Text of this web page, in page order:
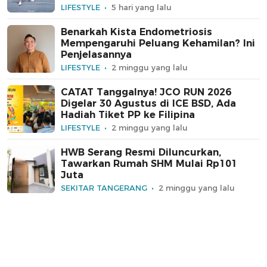
LIFESTYLE 5 hari yang lalu
Benarkah Kista Endometriosis
Mempengaruhi Peluang Kehamilan? Ini
Penjelasannya
LIFESTYLE 2 minggu yang lalu
CATAT Tanggalnya! JCO RUN 2026
Digelar 30 Agustus di ICE BSD, Ada
Hadiah Tiket PP ke Filipina
LIFESTYLE 2 minggu yang lalu
HWB Serang Resmi Diluncurkan,
Tawarkan Rumah SHM Mulai Rp101
Juta
SEKITAR TANGERANG 2 minggu yang lalu